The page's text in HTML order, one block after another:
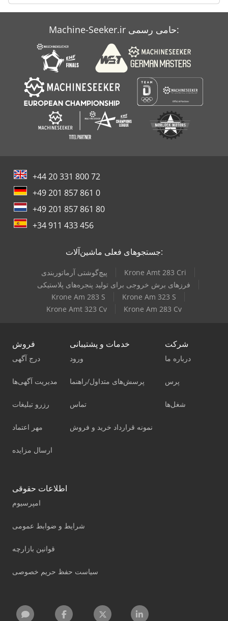
Machine-Seeker.ir حامی رسمی:
+44 20 331 800 72
+49 201 857 861 0
+49 201 857 861 80
+34 911 433 456
جستجوهای فعلی ماشین‌آلات:
پیچ‌گوشتی آرماتوربندی
Krone Amt 283 Cri
فرزهای برش خروجی برای تولید پنجره‌های پلاستیکی
Krone Am 283 S
Krone Am 323 S
Krone Amt 323 Cv
Krone Am 283 Cv
فروش
درج آگهی
مدیریت آگهی‌ها
رزرو تبلیغات
مهر اعتماد
ارسال مزایده
خدمات و پشتیبانی
ورود
پرسش‌های متداول/راهنما
تماس
نمونه قرارداد خرید و فروش
شرکت
درباره ما
پرس
شغل‌ها
اطلاعات حقوقی
امپرسیوم
شرایط و ضوابط عمومی
قوانین بازارچه
سیاست حفظ حریم خصوصی